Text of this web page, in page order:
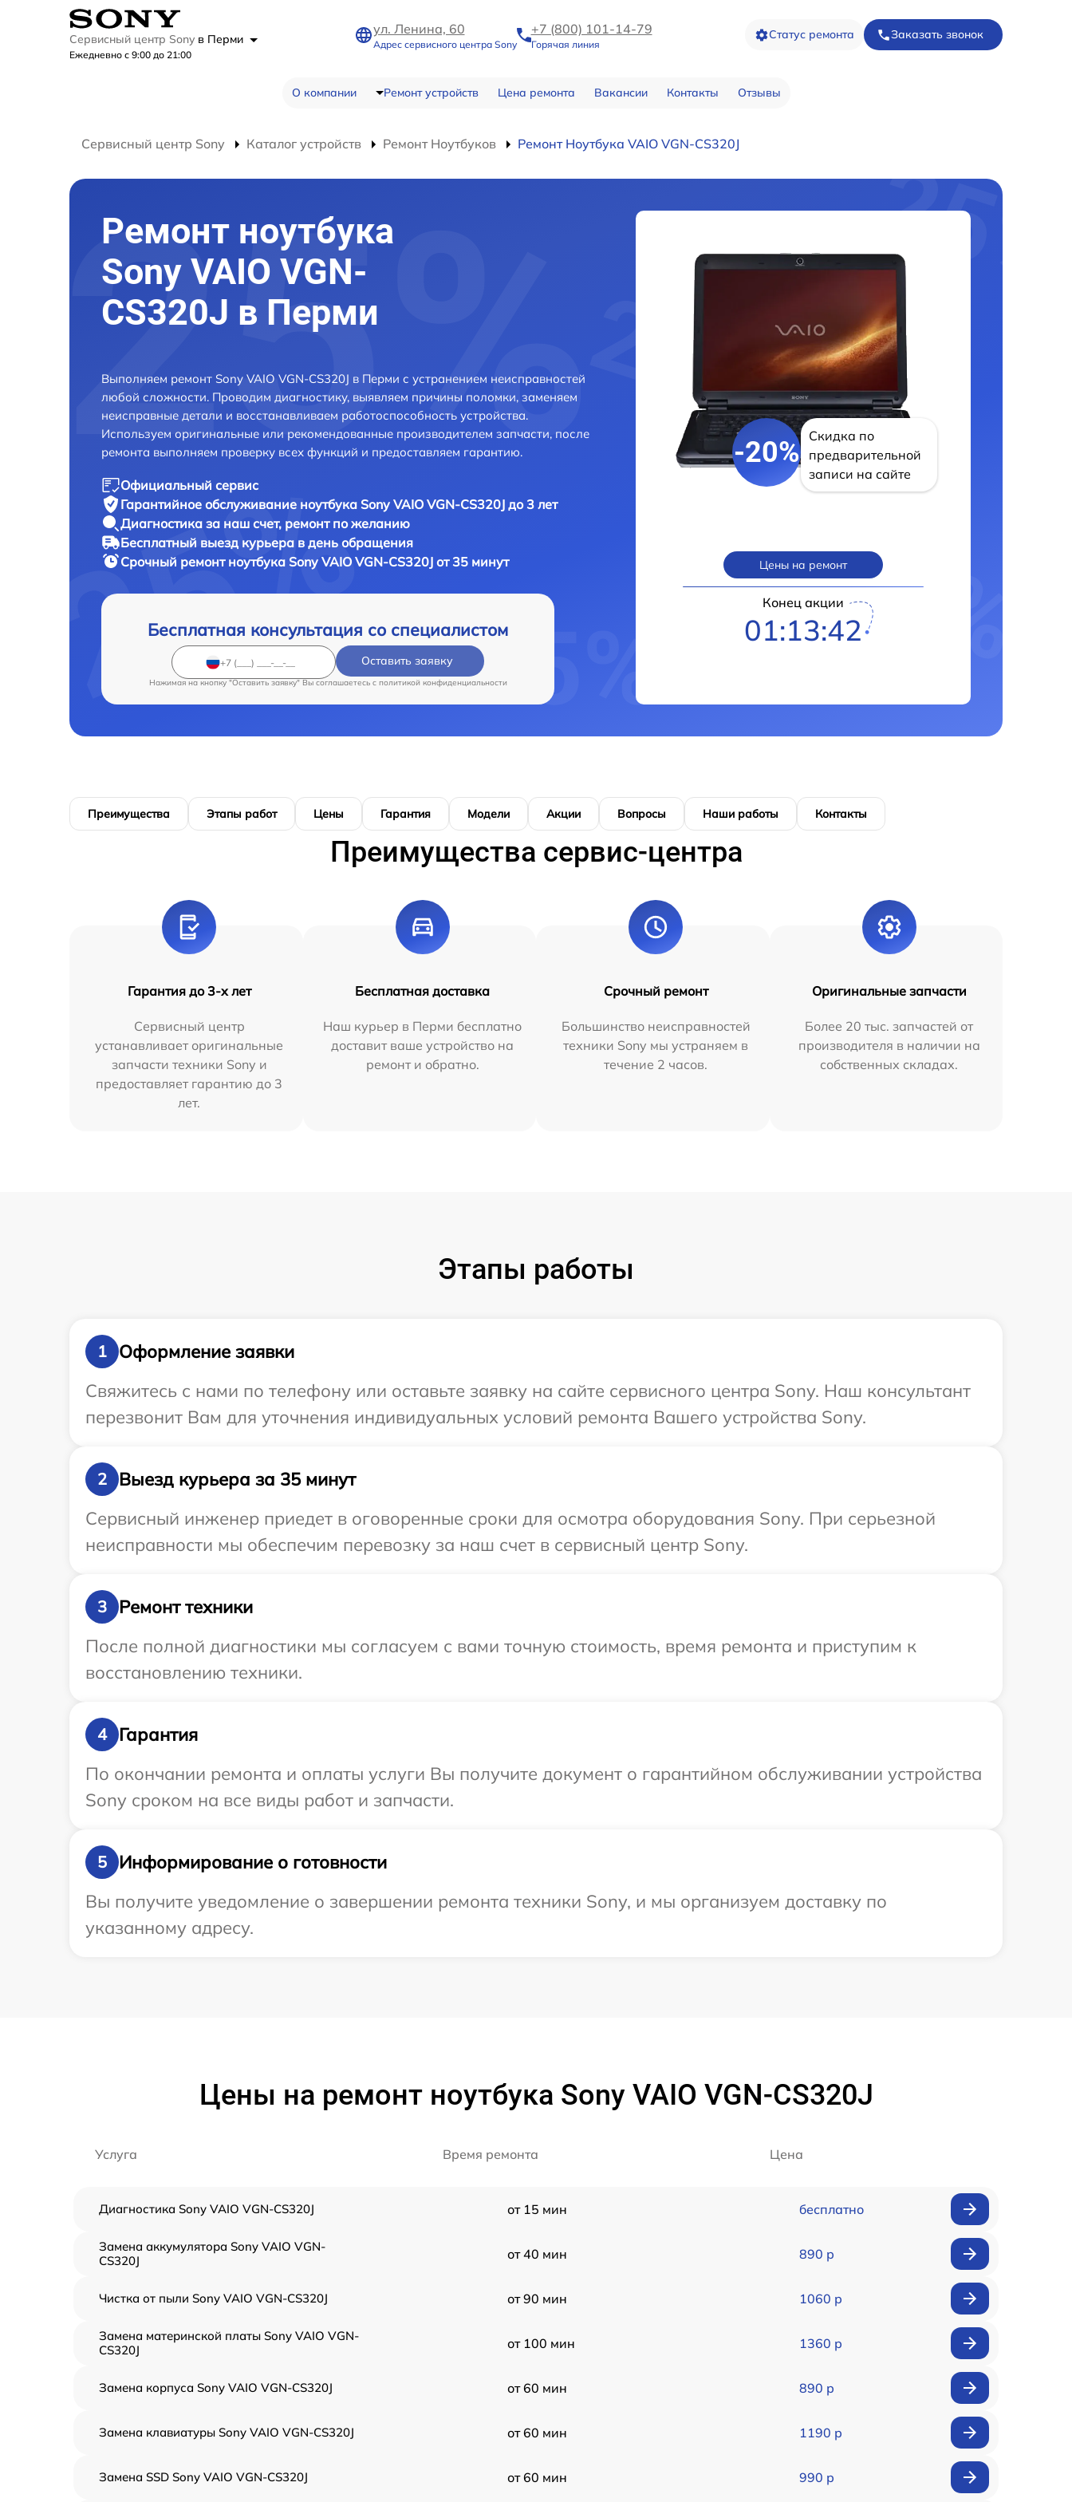
Сервисный центр Sony в Перми
Ежедневно с 9:00 до 21:00
ул. Ленина, 60
Адрес сервисного центра Sony
+7 (800) 101-14-79
Горячая линия
Статус ремонта Заказать звонок
О компании Ремонт устройств Цена ремонта Вакансии Контакты Отзывы
Сервисный центр Sony Каталог устройств Ремонт Ноутбуков Ремонт Ноутбука VAIO VGN-CS320J
Ремонт ноутбука
Sony VAIO VGN-
CS320J в Перми
Выполняем ремонт Sony VAIO VGN-CS320J в Перми с устранением неисправностей
любой сложности. Проводим диагностику, выявляем причины поломки, заменяем
неисправные детали и восстанавливаем работоспособность устройства.
Используем оригинальные или рекомендованные производителем запчасти, после
ремонта выполняем проверку всех функций и предоставляем гарантию.
Официальный сервис
Гарантийное обслуживание ноутбука Sony VAIO VGN-CS320J до 3 лет
Диагностика за наш счет, ремонт по желанию
Бесплатный выезд курьера в день обращения
Срочный ремонт ноутбука Sony VAIO VGN-CS320J от 35 минут
Бесплатная консультация со специалистом
Оставить заявку
Нажимая на кнопку "Оставить заявку" Вы соглашаетесь c политикой конфиденциальности
-20%
Скидка по
предварительной
записи на сайте
Цены на ремонт
Конец акции
01:13:41
Преимущества Этапы работ Цены Гарантия Модели Акции Вопросы Наши работы Контакты
Преимущества сервис-центра
Гарантия до 3-х лет
Сервисный центр
устанавливает оригинальные
запчасти техники Sony и
предоставляет гарантию до 3
лет.
Бесплатная доставка
Наш курьер в Перми бесплатно
доставит ваше устройство на
ремонт и обратно.
Срочный ремонт
Большинство неисправностей
техники Sony мы устраняем в
течение 2 часов.
Оригинальные запчасти
Более 20 тыс. запчастей от
производителя в наличии на
собственных складах.
Этапы работы
1
Оформление заявки
Свяжитесь с нами по телефону или оставьте заявку на сайте сервисного центра Sony. Наш консультант
перезвонит Вам для уточнения индивидуальных условий ремонта Вашего устройства Sony.
2
Выезд курьера за 35 минут
Сервисный инженер приедет в оговоренные сроки для осмотра оборудования Sony. При серьезной
неисправности мы обеспечим перевозку за наш счет в сервисный центр Sony.
3
Ремонт техники
После полной диагностики мы согласуем с вами точную стоимость, время ремонта и приступим к
восстановлению техники.
4
Гарантия
По окончании ремонта и оплаты услуги Вы получите документ о гарантийном обслуживании устройства
Sony сроком на все виды работ и запчасти.
5
Информирование о готовности
Вы получите уведомление о завершении ремонта техники Sony, и мы организуем доставку по
указанному адресу.
Цены на ремонт ноутбука Sony VAIO VGN-CS320J
Услуга Время ремонта Цена
Диагностика Sony VAIO VGN-CS320J от 15 мин бесплатно
Замена аккумулятора Sony VAIO VGN-
CS320J
от 40 мин 890 р
Чистка от пыли Sony VAIO VGN-CS320J от 90 мин 1060 р
Замена материнской платы Sony VAIO VGN-
CS320J
от 100 мин 1360 р
Замена корпуса Sony VAIO VGN-CS320J от 60 мин 890 р
Замена клавиатуры Sony VAIO VGN-CS320J от 60 мин 1190 р
Замена SSD Sony VAIO VGN-CS320J от 60 мин 990 р